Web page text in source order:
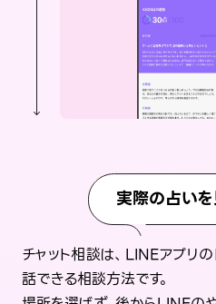
実際の占い
チャット相談は、LINEアプリ
話できる相談方法です。